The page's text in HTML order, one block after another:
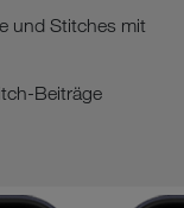
und Stitches mit
Beiträge